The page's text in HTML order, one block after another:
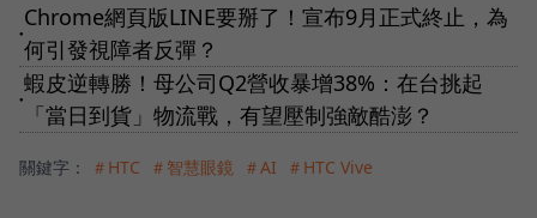
●
Chrome網頁版LINE要掰了！宣布9月正式終止，為
何引發視障者反彈？
●
蝦皮逆轉勝！母公司Q2營收暴增38%：在台挑起
「當日到貨」物流戰，有望壓制強敵酷澎？
關鍵字： ＃HTC ＃智慧眼鏡 ＃AI ＃HTC Vive